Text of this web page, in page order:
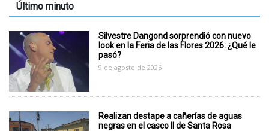
Último minuto
Silvestre Dangond sorprendió con nuevo
look en la Feria de las Flores 2026: ¿Qué le
pasó?
9 de agosto de 2026
Realizan destape a cañerías de aguas
negras en el casco II de Santa Rosa